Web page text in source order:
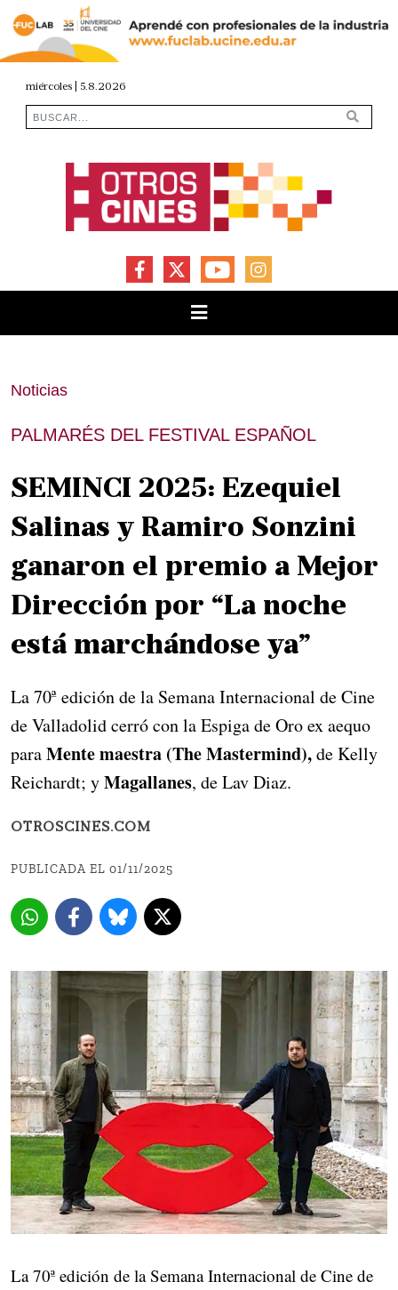
miércoles | 5.8.2026
FACEBOOKYOUTUBEINSTAGRAM
Noticias
PALMARÉS DEL FESTIVAL ESPAÑOL
SEMINCI 2025: Ezequiel
Salinas y Ramiro Sonzini
ganaron el premio a Mejor
Dirección por “La noche
está marchándose ya”
La 70ª edición de la Semana Internacional de Cine
de Valladolid cerró con la Espiga de Oro ex aequo
paraMente maestra (The Mastermind),de Kelly
Reichardt; yMagallanes, de Lav Diaz.
OTROSCINES.COM
PUBLICADA EL 01/11/2025
La 70ª edición de la Semana Internacional de Cine de